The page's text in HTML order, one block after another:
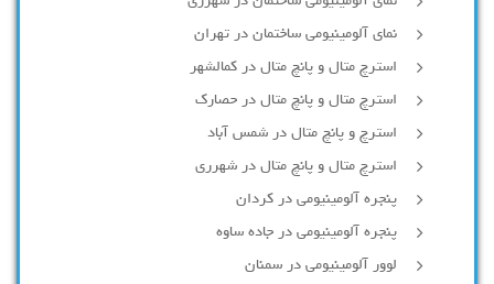
نمای آلومینیومی ساختمان در تهران
استرچ متال و پانچ متال در کمالشهر
استرچ متال و پانچ متال در حصارك
استرچ و پانچ متال در شمس آباد
استرچ متال و پانچ متال در شهرری
پنجره آلومینیومی در کردان
پنجره آلومینیومی در جاده ساوه
لوور آلومینیومی در سمنان